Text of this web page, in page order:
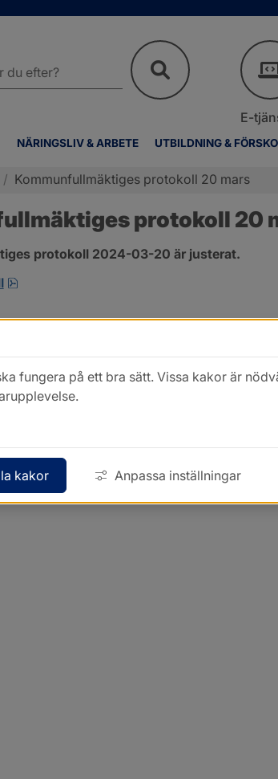
NÄRINGSLIV & ARBETE UTBILDNING &
E-
/ Kommunfullmäktiges protokoll 20 mars
protokoll 20
protokoll 2024-03-20 är justerat.
pdf, 317.5 kB, öppnas i nytt fönster.
fungera på ett bra sätt. Vissa kakor är
kakor Anpassa inställningar